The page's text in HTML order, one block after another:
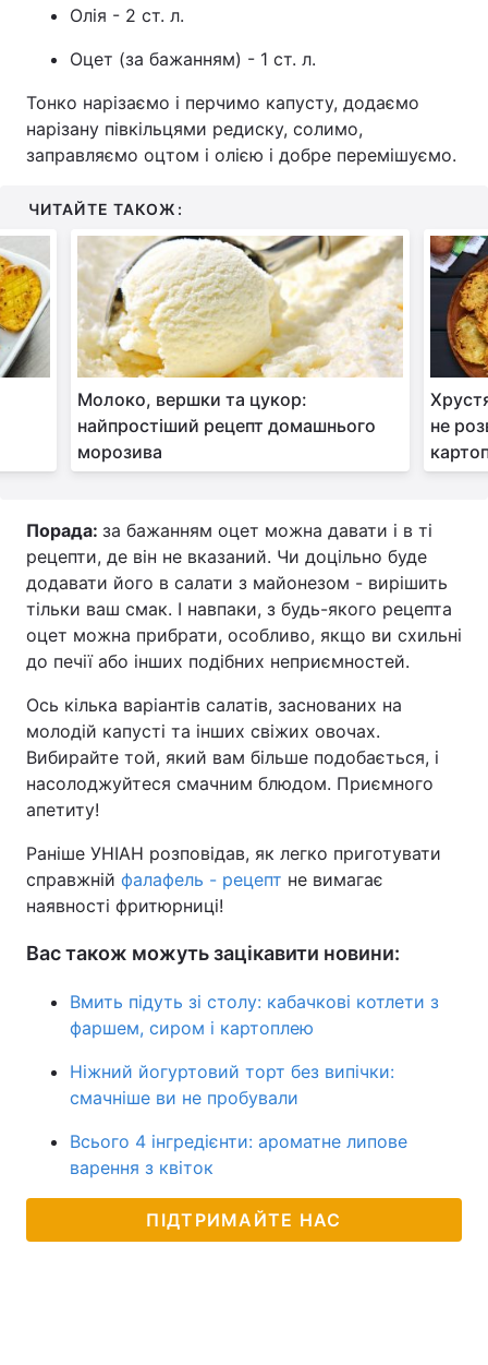
Олія - 2 ст. л.
Оцет (за бажанням) - 1 ст. л.
Тонко нарізаємо і перчимо капусту, додаємо
нарізану півкільцями редиску, солимо,
заправляємо оцтом і олією і добре перемішуємо.
ЧИТАЙТЕ ТАКОЖ:
Молоко, вершки та цукор:
найпростіший рецепт домашнього
морозива
не
Порада: за бажанням оцет можна давати і в ті
рецепти, де він не вказаний. Чи доцільно буде
додавати його в салати з майонезом - вирішить
тільки ваш смак. І навпаки, з будь-якого рецепта
оцет можна прибрати, особливо, якщо ви схильні
до печії або інших подібних неприємностей.
Ось кілька варіантів салатів, заснованих на
молодій капусті та інших свіжих овочах.
Вибирайте той, який вам більше подобається, і
насолоджуйтеся смачним блюдом. Приємного
апетиту!
Раніше УНІАН розповідав, як легко приготувати
справжній фалафель - рецепт не вимагає
наявності фритюрниці!
Вас також можуть зацікавити новини:
Вмить підуть зі столу: кабачкові котлети з
фаршем, сиром і картоплею
Ніжний йогуртовий торт без випічки:
смачніше ви не пробували
Всього 4 інгредієнти: ароматне липове
варення з квіток
ПІДТРИМАЙТЕ НАС